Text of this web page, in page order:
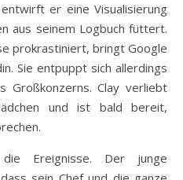
er eine Visualisierung
aus seinem Logbuch füttert.
prokrastiniert, bringt Google
Sie entpuppt sich allerdings
Großkonzerns. Clay verliebt
und ist bald bereit,
Ereignisse. Der junge